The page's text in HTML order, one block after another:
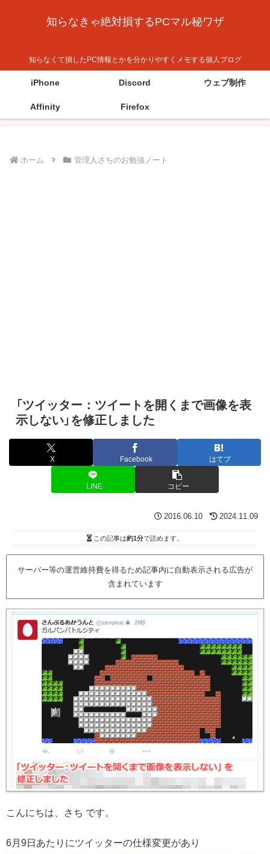
知らなきゃ絶対損するPCマル秘ワザ
知らなくて損したPC情報とかを分かりやすくメモする個人ブログ
iPhone Discord ウェブ制作
Affinity Firefox
ホーム 管理人さちのお勉強ノート
「ツイッター：ツイートを開くまで画像を表
示しない」を修正しました
X Facebook はてブ
LINE コピー
2016.06.10 2024.11.09
この記事は約1分で読めます。
サーバー等の運営維持費を得るため記事内に自動表示される広告が
含まれています
こんにちは、さち です。
6月9日あたりにツイッターの仕様変更があり